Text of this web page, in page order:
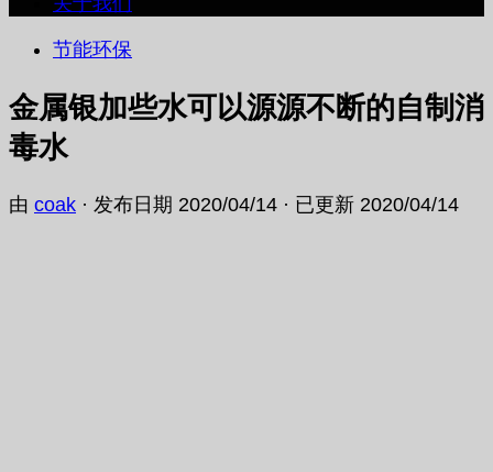
节能环保
金属银加些水可以源源不断的自制消
毒水
由 coak · 发布日期 2020/04/14 · 已更新 2020/04/14